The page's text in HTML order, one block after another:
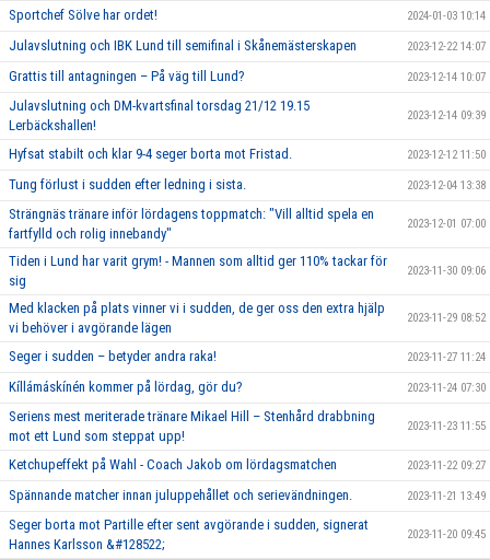
Sportchef Sölve har ordet! 2024-01-03 10:14
Julavslutning och IBK Lund till semifinal i Skånemästerskapen 2023-12-22 14:07
Grattis till antagningen – På väg till Lund? 2023-12-14 10:07
Julavslutning och DM-kvartsfinal torsdag 21/12 19.15
Lerbäckshallen!
2023-12-14 09:39
Hyfsat stabilt och klar 9-4 seger borta mot Fristad. 2023-12-12 11:50
Tung förlust i sudden efter ledning i sista. 2023-12-04 13:38
Strängnäs tränare inför lördagens toppmatch: "Vill alltid spela en
fartfylld och rolig innebandy"
2023-12-01 07:00
Tiden i Lund har varit grym! - Mannen som alltid ger 110% tackar för
sig
2023-11-30 09:06
Med klacken på plats vinner vi i sudden, de ger oss den extra hjälp
vi behöver i avgörande lägen
2023-11-29 08:52
Seger i sudden – betyder andra raka! 2023-11-27 11:24
Kíllámáskínén kommer på lördag, gör du? 2023-11-24 07:30
Seriens mest meriterade tränare Mikael Hill – Stenhård drabbning
mot ett Lund som steppat upp!
2023-11-23 11:55
Ketchupeffekt på Wahl - Coach Jakob om lördagsmatchen 2023-11-22 09:27
Spännande matcher innan juluppehållet och serievändningen. 2023-11-21 13:49
Seger borta mot Partille efter sent avgörande i sudden, signerat
Hannes Karlsson &#128522;
2023-11-20 09:45